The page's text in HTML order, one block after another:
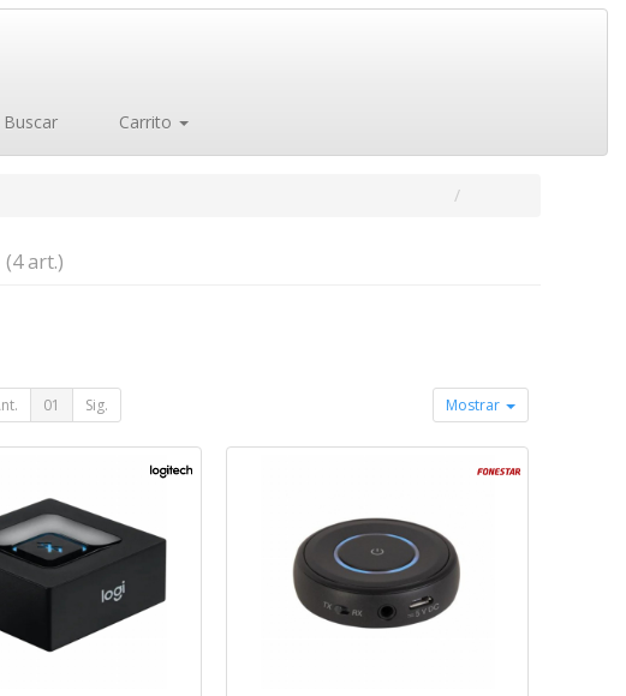
Buscar Carrito
(4 art.)
01 Sig. Mostrar